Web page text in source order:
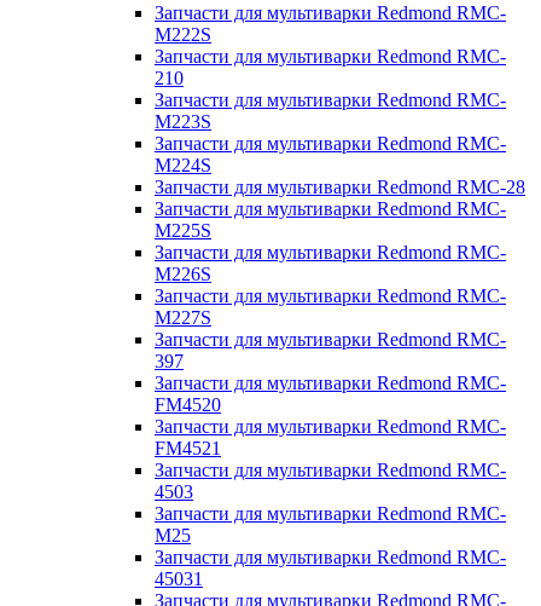
Запчасти для мультиварки Redmond RMC-
M222S
Запчасти для мультиварки Redmond RMC-
210
Запчасти для мультиварки Redmond RMC-
M223S
Запчасти для мультиварки Redmond RMC-
M224S
Запчасти для мультиварки Redmond RMC-28
Запчасти для мультиварки Redmond RMC-
M225S
Запчасти для мультиварки Redmond RMC-
M226S
Запчасти для мультиварки Redmond RMC-
M227S
Запчасти для мультиварки Redmond RMC-
397
Запчасти для мультиварки Redmond RMC-
FM4520
Запчасти для мультиварки Redmond RMC-
FM4521
Запчасти для мультиварки Redmond RMC-
4503
Запчасти для мультиварки Redmond RMC-
M25
Запчасти для мультиварки Redmond RMC-
45031
Запчасти для мультиварки Redmond RMC-